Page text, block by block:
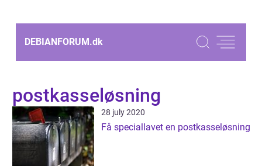
DEBIANFORUM.dk
postkasseløsning
28 july 2020
Få speciallavet en postkasseløsning